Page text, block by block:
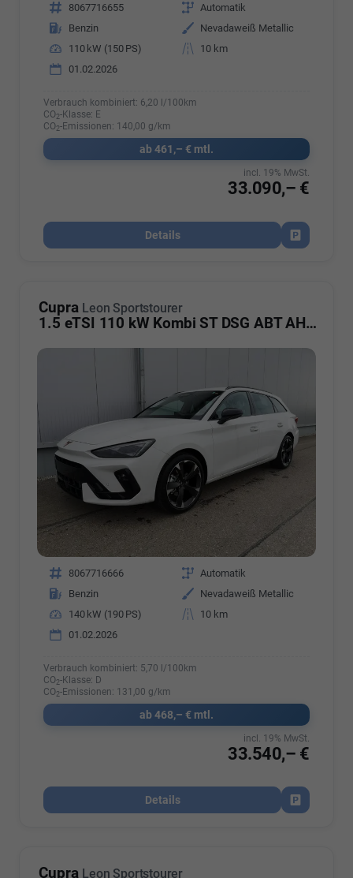
Fahrzeugnr. 8067716655 Getriebe Automatik
Kraftstoff
Benzin Außenfarbe
Nevadaweiß Metallic
Leistung
110 kW (150 PS) Kilometerstand
10 km
01.02.2026
Verbrauch kombiniert: 6,20 l/100km
CO2-Klasse: E
CO2-Emissionen: 140,00 g/km
ab 461,– € mtl.
33.090,– €
incl. 19% MwSt.
Details
Fahrzeug
Cupra Leon Sportstourer
1.5 eTSI 110 kW Kombi ST DSG ABT AHK ACC LED
Fahrzeugnr. 8067716666 Getriebe Automatik
Kraftstoff
Benzin Außenfarbe
Nevadaweiß Metallic
Leistung
140 kW (190 PS) Kilometerstand
10 km
01.02.2026
Verbrauch kombiniert: 5,70 l/100km
CO2-Klasse: D
CO2-Emissionen: 131,00 g/km
ab 468,– € mtl.
33.540,– €
incl. 19% MwSt.
Details
Fahrzeug
Cupra Leon Sportstourer